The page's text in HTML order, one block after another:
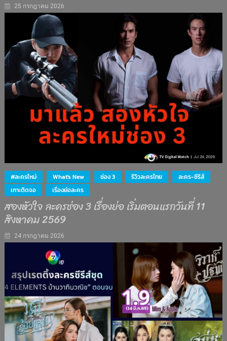
25 กรกฎาคม 2026
#ละครใหม่ What's New ช่อง 3 รีวิวละครไทย
ละคร-ซีรีส์
เกาะติดจอ
เรื่องย่อละคร
สองหัวใจ ละครช่อง 3 เรื่องย่อ เริ่มตอนแรกวันที่ 11
สิงหาคม 2569
24 กรกฎาคม 2026